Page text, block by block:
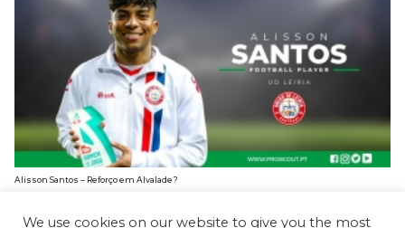
Alisson Santos – Reforço em Alvalade?
We use cookies on our website to give you the most